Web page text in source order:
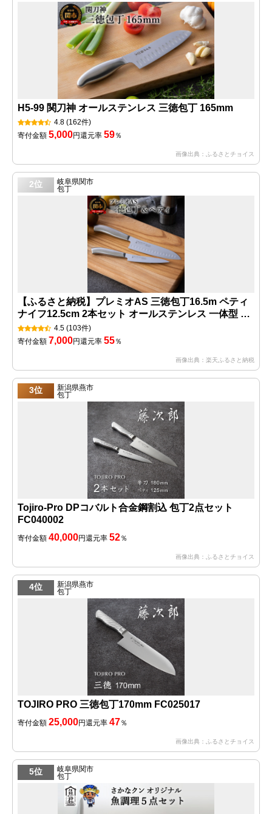
H5-99 関刀神 オールステンレス 三徳包丁 165mm
4.8 (162件)
寄付金額 5,000円還元率 59％
画像出典：ふるさとチョイス
2位
岐阜県関市
包丁
【ふるさと納税】プレミオAS 三徳包丁16.5m ペティ
ナイフ12.5cm 2本セット オールステンレス 一体型 包
丁セット ディンプル加工 おしゃれ 果物ナイフ キッチ
ン用品 調理器具 よく切れる 引越し 新生活 贈り物・ギ
4.5 (103件)
寄付金額 7,000円還元率 55％
画像出典：楽天ふるさと納税
3位
新潟県燕市
包丁
Tojiro-Pro DPコバルト合金鋼割込 包丁2点セット
FC040002
寄付金額 40,000円還元率 52％
画像出典：ふるさとチョイス
4位
新潟県燕市
包丁
TOJIRO PRO 三徳包丁170mm FC025017
寄付金額 25,000円還元率 47％
画像出典：ふるさとチョイス
5位
岐阜県関市
包丁